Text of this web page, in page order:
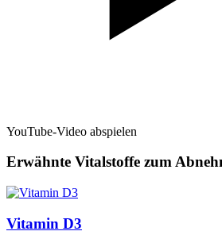
YouTube-Video abspielen
Erwähnte Vitalstoffe zum
Vitamin D3